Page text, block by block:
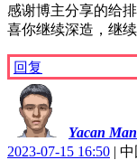
感谢博主分享的给
喜你继续深造，继续
回复
Yacan Man
2023-07-15 16:50 中